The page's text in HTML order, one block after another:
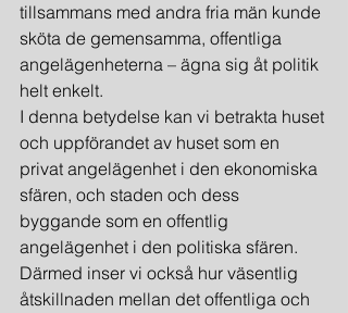
tillsammans med andra fria män kunde
sköta de gemensamma, offentliga
angelägenheterna – ägna sig åt politik
helt enkelt.
I denna betydelse kan vi betrakta huset
och uppförandet av huset som en
privat angelägenhet i den ekonomiska
sfären, och staden och dess
byggande som en offentlig
angelägenhet i den politiska sfären.
Därmed inser vi också hur väsentlig
åtskillnaden mellan det offentliga och